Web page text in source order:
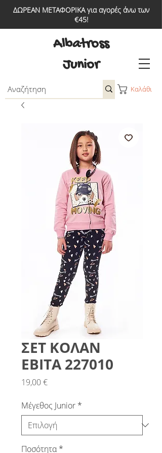
ΔΩΡΕΑΝ ΜΕΤΑΦΟΡΙΚΑ για αγορές άνω των
€45!
Καλάθι
Albatross
Junior
ΣΕΤ ΚΟΛΑΝ
ΕΒΙΤΑ 227010
19,00 €Τιμή
Μέγεθος Junior *
Ποσότητα *